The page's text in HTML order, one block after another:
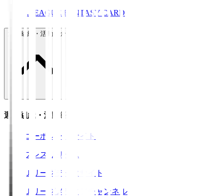
J.LEAGUE FANTASY CARD
運営組織・活動紹介
運営組織・活動紹介
コーポレートサイト
プレスリリース
Ｊリーグデータサイト
Ｊリーグメディアチャンネル